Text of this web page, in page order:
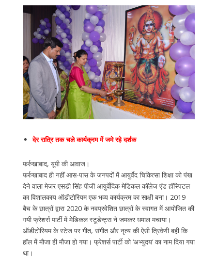
देर रात्रि तक चले कार्यक्रम में जमे रहे दर्शक
फर्रुखाबाद, यूपी की आवाज।
फर्रुखाबाद ही नहीं आस-पास के जनपदों में आयुर्वेद चिकित्सा शिक्षा को पंख
देने वाला मेजर एसडी सिंह पीजी आयुर्वेदिक मेडिकल कॉलेज एंड हॉस्पिटल
का विशालकाय ऑडीटोरियम एक भव्य कार्यक्रम का साक्षी बना। 2019
बैच के छात्रों द्वारा 2020 के नवप्रवेशित छात्रों के स्वागत में आयोजित की
गयी फ्रेशर्स पार्टी में मेडिकल स्टूडेन्ट्स ने जमकर धमाल मचाया।
ऑडीटोरियम के स्टेज पर गीत, संगीत और नृत्य की ऐसी त्रिवेणी बही कि
हॉल में मौजा ही मौजा हो गया। फ्रेशर्स पार्टी को ‘अभ्युदय’ का नाम दिया गया
था।